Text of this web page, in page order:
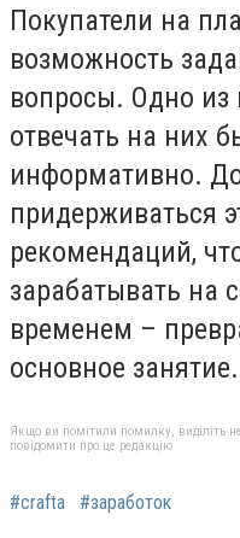
Покупатели на
возможность
вопросы. Одно из
отвечать на них
информативно.
придерживаться
рекомендаций,
зарабатывать на
временем –
основное занятие.
Якщо ви помітили помилку, виділіть
повідомити про це редакцію
#crafta #заработок